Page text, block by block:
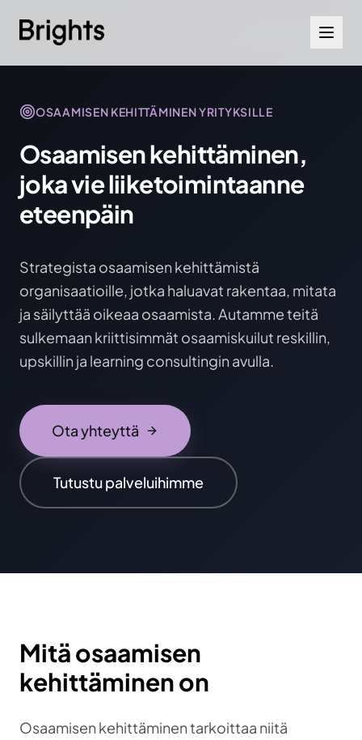
OSAAMISEN KEHITTÄMINEN YRITYKSILLE
Osaamisen kehittäminen,
joka vie liiketoimintaanne
eteenpäin
Strategista osaamisen kehittämistä
organisaatioille, jotka haluavat rakentaa, mitata
ja säilyttää oikeaa osaamista. Autamme teitä
sulkemaan kriittisimmät osaamiskuilut reskillin,
upskillin ja learning consultingin avulla.
Ota yhteyttä
Tutustu palveluihimme
Mitä osaamisen
kehittäminen on
Osaamisen kehittäminen tarkoittaa niitä